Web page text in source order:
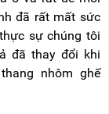
đã rất mất sức
sự chúng tôi
đã thay đổi khi
nhôm ghế